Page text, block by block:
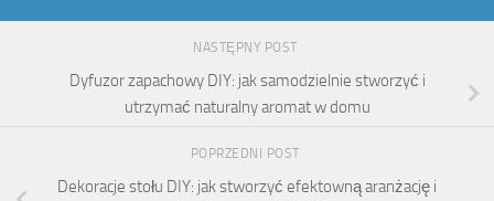
NASTĘPNY POST
Dyfuzor zapachowy DIY: jak samodzielnie stworzyć i
utrzymać naturalny aromat w domu
POPRZEDNI POST
Dekoracje stołu DIY: jak stworzyć efektowną aranżację i